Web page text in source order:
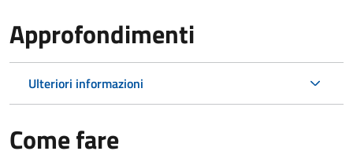
Approfondimenti
Ulteriori informazioni
Come fare